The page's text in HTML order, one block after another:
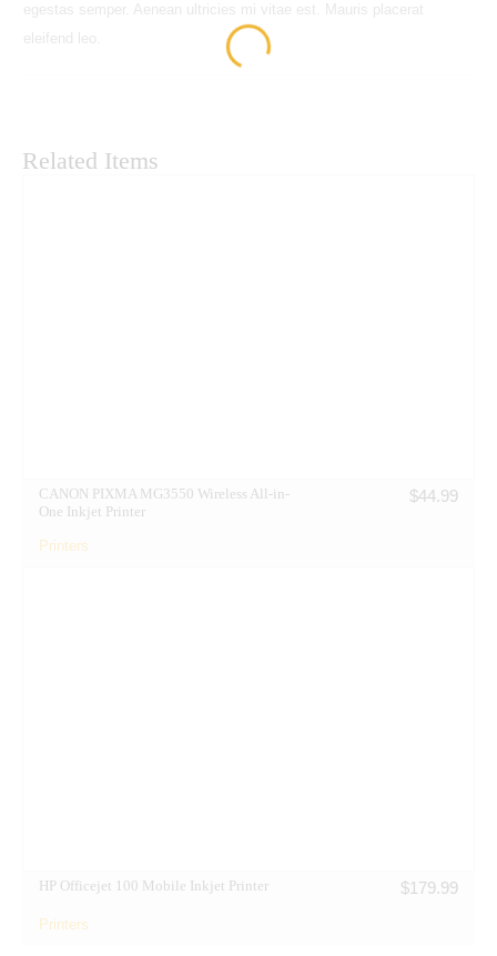
egestas semper. Aenean ultricies mi vitae est. Mauris placerat
eleifend leo.
Related Items
CANON PIXMA MG3550 Wireless All-in-
One Inkjet Printer
$44.99
Printers
HP Officejet 100 Mobile Inkjet Printer $179.99
Printers